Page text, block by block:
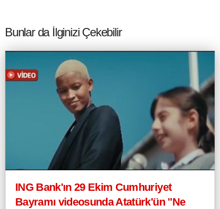
Bunlar da İlginizi Çekebilir
ING Bank'ın 29 Ekim Cumhuriyet
Bayramı videosunda Atatürk'ün "Ne